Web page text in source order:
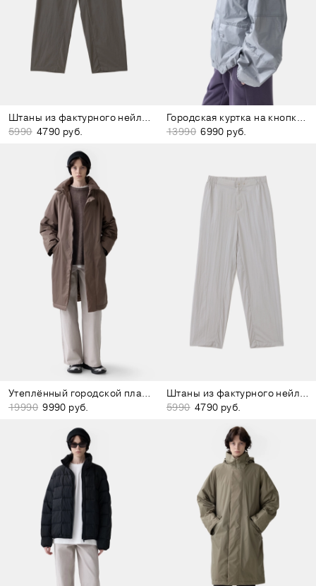
Штаны из фактурного нейлона коричневые
5990 4790 руб.
Городская куртка на кнопках светло-серая
13990 6990 руб.
Утеплённый городской плащ коричневый
19990 9990 руб.
Штаны из фактурного нейлона молочные
5990 4790 руб.